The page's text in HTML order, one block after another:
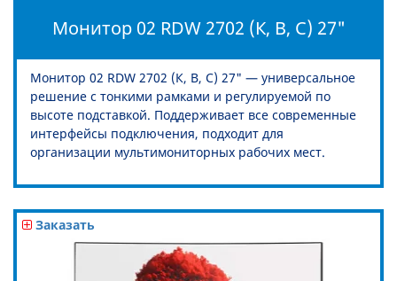
Монитор 02 RDW 2702 (К, B, C) 27"
Монитор 02 RDW 2702 (К, B, C) 27" — универсальное
решение с тонкими рамками и регулируемой по
высоте подставкой. Поддерживает все современные
интерфейсы подключения, подходит для
организации мультимониторных рабочих мест.
Заказать